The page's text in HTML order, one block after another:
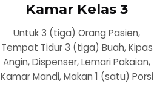
Kamar Kelas 3
Untuk 3 (tiga) Orang Pasien,
Tempat Tidur 3 (tiga) Buah, Kipas
Angin, Dispenser, Lemari Pakaian,
Kamar Mandi, Makan 1 (satu) Porsi